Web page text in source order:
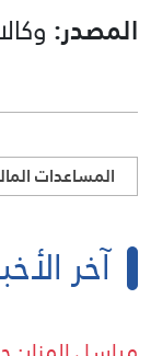
المصدر:
المساعدات
آخر